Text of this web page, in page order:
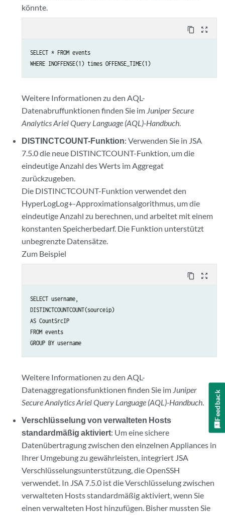
könnte.
content_copy zoom_out_map
SELECT * FROM events
WHERE INOFFENSE(1) times OFFENSE_TIME(1)
Weitere Informationen zu den AQL-
Datenabruffunktionen finden Sie im Juniper Secure
Analytics Ariel Query Language (AQL)-Handbuch.
DISTINCTCOUNT-Funktion: Verwenden Sie in JSA
7.5.0 die neue DISTINCTCOUNT-Funktion, um die
eindeutige Anzahl des Werts im Aggregat
zurückzugeben.
Die DISTINCTCOUNT-Funktion verwendet den
HyperLogLog+-Approximationsalgorithmus, um die
eindeutige Anzahl zu berechnen, und arbeitet mit einem
konstanten Speicherbedarf. Die Funktion unterstützt
unbegrenzte Datensätze.
Zum Beispiel
content_copy zoom_out_map
SELECT username,
DISTINCTCOUNTCOUNT(sourceip)
AS CountSrcIP
FROM events
GROUP BY username
Weitere Informationen zu den AQL-
Datenaggregationsfunktionen finden Sie im Juniper
Secure Analytics Ariel Query Language (AQL)-Handbuch.
Verschlüsselung von verwalteten Hosts
standardmäßig aktiviert: Um eine sichere
Datenübertragung zwischen den einzelnen Appliances in
Ihrer Umgebung zu gewährleisten, integriert JSA
Verschlüsselungsunterstützung, die OpenSSH
verwendet. In JSA 7.5.0 ist die Verschlüsselung zwischen
verwalteten Hosts standardmäßig aktiviert, wenn Sie
einen verwalteten Host hinzufügen. Bisher mussten Sie
Feedback